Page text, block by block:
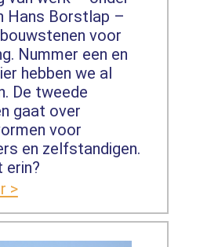
Hans Borstlap –
voor
Nummer een en
hebben we al
De tweede
gaat over
voor
en zelfstandigen.
>